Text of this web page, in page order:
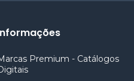
Premium - Catálogos